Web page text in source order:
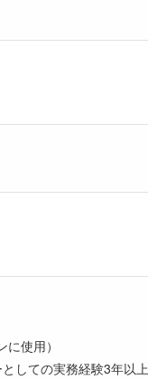
使用）
しての実務経験3年以上